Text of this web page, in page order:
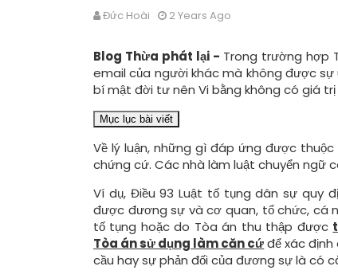
Đức Hoài 2 Years Ago
Blog Thừa phát lại - Trong trường hợp
email của người khác mà không được
bí mật đời tư nên Vi bằng không có giá
Mục lục bài viết
Về lý luận, những gì đáp ứng được
chứng cứ. Các nhà làm luật chuyển ngữ
Ví dụ, Điều 93 Luật tố tụng dân sự quy
được đương sự và cơ quan, tổ chức, cá
tố tụng hoặc do Tòa án thu thập được
Tòa án sử dụng làm căn cứđể xác
cầu hay sự phản đối của đương sự là có